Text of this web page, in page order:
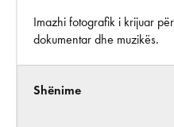
Imazhi fotografik i krijuar
dokumentar dhe muzikës.
Shënime